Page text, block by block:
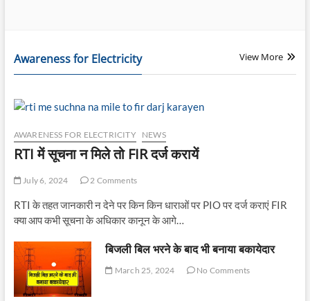
Awareness for Electricity View More
AWARENESS FOR ELECTRICITY NEWS
RTI में सूचना न मिले तो FIR दर्ज करायें
July 6, 2024 2 Comments
RTI के तहत जानकारी न देने पर किन किन धाराओं पर PIO पर दर्ज कराएं FIR
क्या आप कभी सूचना के अधिकार कानून के आगे…
बिजली बिल भरने के बाद भी बनाया बकायेदार
March 25, 2024 No Comments